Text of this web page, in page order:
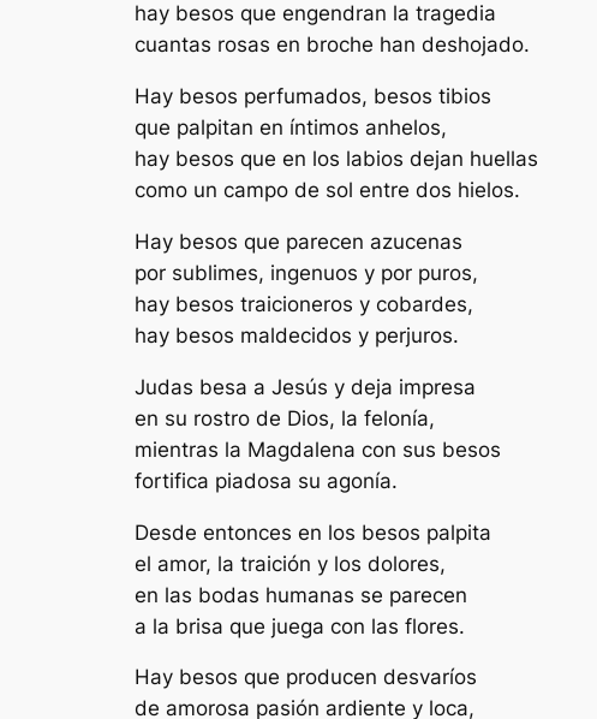
hay besos que engendran la tragedia
cuantas rosas en broche han deshojado.
Hay besos perfumados, besos tibios
que palpitan en íntimos anhelos,
hay besos que en los labios dejan huellas
como un campo de sol entre dos hielos.
Hay besos que parecen azucenas
por sublimes, ingenuos y por puros,
hay besos traicioneros y cobardes,
hay besos maldecidos y perjuros.
Judas besa a Jesús y deja impresa
en su rostro de Dios, la felonía,
mientras la Magdalena con sus besos
fortifica piadosa su agonía.
Desde entonces en los besos palpita
el amor, la traición y los dolores,
en las bodas humanas se parecen
a la brisa que juega con las flores.
Hay besos que producen desvaríos
de amorosa pasión ardiente y loca,